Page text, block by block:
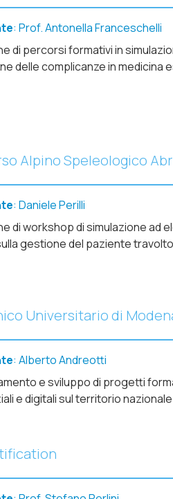
: Prof. Antonella Franceschelli
di percorsi formativi in
delle complicanze in medicina
Alpino Speleologico
: Daniele Perilli
di workshop di simulazione ad
gestione del paziente
Universitario di
: Alberto Andreotti
e sviluppo di progetti
e digitali sul territorio nazionale